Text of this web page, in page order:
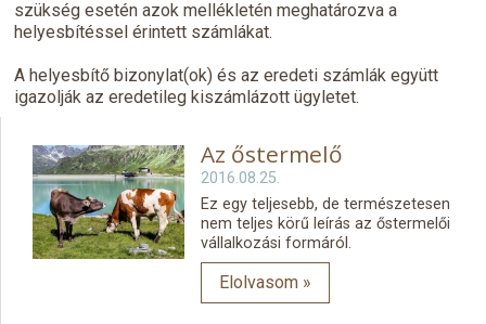
szükség esetén azok mellékletén meghatározva a
helyesbítéssel érintett számlákat.
A helyesbítő bizonylat(ok) és az eredeti számlák együtt
igazolják az eredetileg kiszámlázott ügyletet.
Az őstermelő
2016.08.25.
Ez egy teljesebb, de természetesen
nem teljes körű leírás az őstermelői
vállalkozási formáról.
Elolvasom »